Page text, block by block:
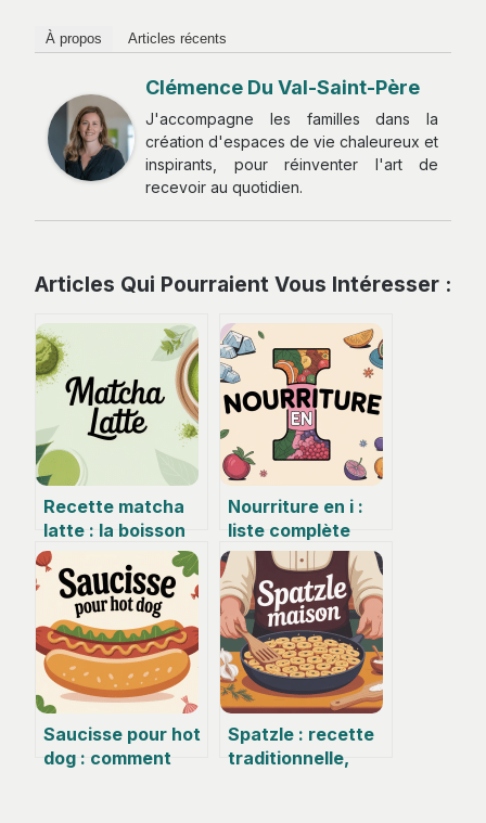
À propos Articles récents
Clémence Du Val-Saint-Père
J'accompagne les familles dans la
création d'espaces de vie chaleureux et
inspirants, pour réinventer l'art de
recevoir au quotidien.
Articles Qui Pourraient Vous Intéresser :
Recette matcha
latte : la boisson
réconfortante qui
fait du bien
Nourriture en i :
liste complète
d’aliments, idées
de menus et jeux
de lettres
Saucisse pour hot
dog : comment
Spatzle : recette
traditionnelle,